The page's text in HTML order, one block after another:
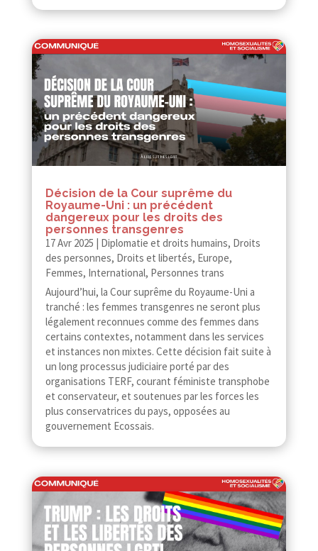
Décision de la Cour suprême du
Royaume-​​Uni : un précédent
dangereux pour les droits des
personnes transgenres
17 Avr 2025
Diplomatie et droits humains, Droits
des personnes, Droits et libertés, Europe,
Femmes, International, Personnes trans
Aujourd’hui, la Cour suprême du Royaume-​​Uni a
tranché : les femmes transgenres ne seront plus
légalement reconnues comme des femmes dans
certains contextes, notamment dans les services
et instances non mixtes. Cette décision fait suite à
un long processus judiciaire porté par des
organisations TERF, courant féministe transphobe
et conservateur, et soutenues par les forces les
plus conservatrices du pays, opposées au
gouvernement Ecossais.